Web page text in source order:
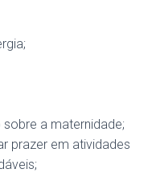
a maternidade;
prazer em atividades